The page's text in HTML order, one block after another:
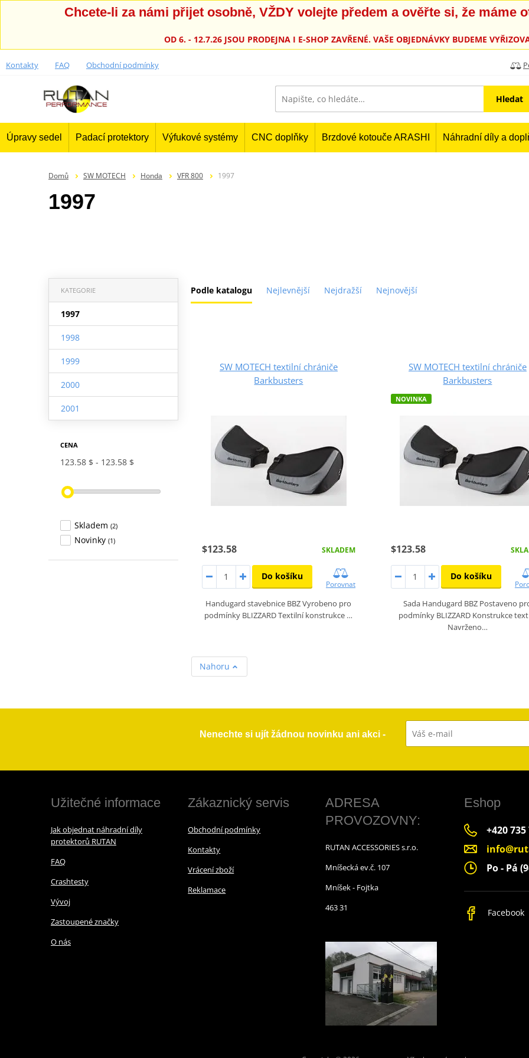
Chcete-li za námi přijet osobně, VŽDY volejte předem a ověřte si, že máme
OD 6. - 12.7.26 JSOU PRODEJNA I E-SHOP ZAVŘENÉ. VAŠE OBJEDNÁVKY BUDEME
Kontakty FAQ Obchodní podmínky
Hledat
Úpravy sedel Padací protektory Výfukové systémy CNC doplňky Brzdové kotouče ARASHI Náhradní díly a
Domů SW MOTECH Honda VFR 800 1997
1997
Podle katalogu Nejlevnější Nejdražší Nejnovější
KATEGORIE
1997
1998
1999
2000
2001
CENA
123.58 $ 123.58 $
Skladem (2)
Novinky (1)
SW MOTECH textilní chrániče
Barkbusters
$123.58 SKLADEM
Do košíku
Porovnat
Handugard stavebnice BBZ Vyrobeno pro
podmínky BLIZZARD Textilní konstrukce …
SW MOTECH textilní chrániče
Barkbusters
NOVINKA
$123.58
Do košíku
Sada Handugard BBZ Postaveno
podmínky BLIZZARD Konstrukce
Navrženo…
Nahoru
Nenechte si ujít žádnou novinku ani akci -
Užitečné informace
Jak objednat náhradní díly
protektorů RUTAN
FAQ
Crashtesty
Vývoj
Zastoupené značky
O nás
Zákaznický servis
Obchodní podmínky
Kontakty
Vrácení zboží
Reklamace
ADRESA
PROVOZOVNY:
RUTAN ACCESSORIES s.r.o.
Mníšecká ev.č. 107
Mníšek - Fojtka
463 31
Eshop
+420 735
Po - Pá
Facebook